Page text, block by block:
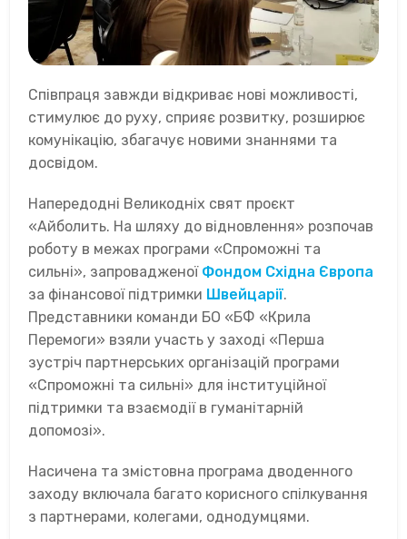
Співпраця завжди відкриває нові можливості,
стимулює до руху, сприяє розвитку, розширює
комунікацію, збагачує новими знаннями та
досвідом.
Напередодні Великодніх свят проєкт
«Айболить. На шляху до відновлення» розпочав
роботу в межах програми «Спроможні та
сильні», запровадженої Фондом Східна Європа
за фінансової підтримки Швейцарії.
Представники команди БО «БФ «Крила
Перемоги» взяли участь у заході «Перша
зустріч партнерських організацій програми
«Спроможні та сильні» для інституційної
підтримки та взаємодії в гуманітарній
допомозі».
Насичена та змістовна програма дводенного
заходу включала багато корисного спілкування
з партнерами, колегами, однодумцями.